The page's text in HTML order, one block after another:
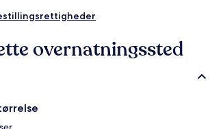
overnatningssted